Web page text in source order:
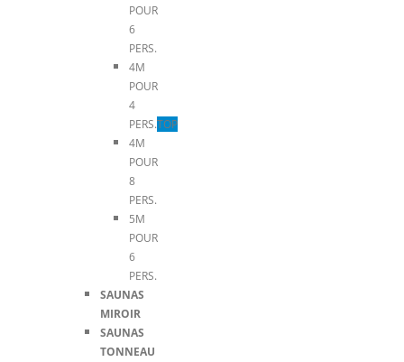
POUR
6
PERS.
4M
POUR
4
PERS.TOP
4M
POUR
8
PERS.
5M
POUR
6
PERS.
SAUNAS
MIROIR
SAUNAS
TONNEAU